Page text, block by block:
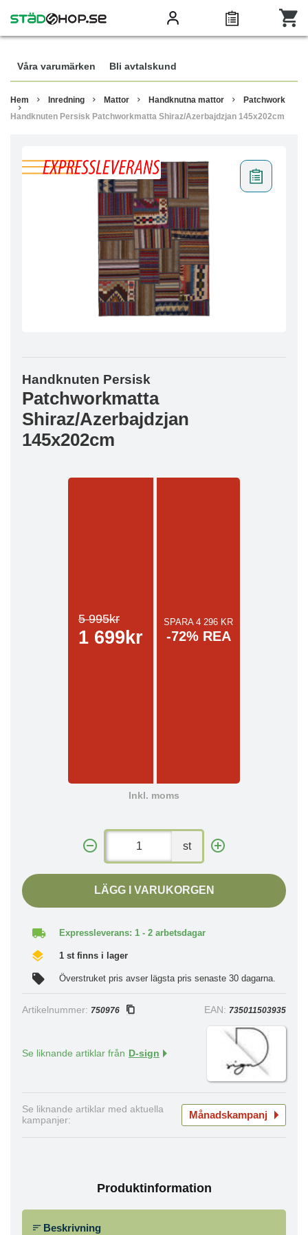
Våra varumärken Bli avtalskund
Hem Inredning Mattor Handknutna mattor
Patchwork
Handknuten Persisk Patchworkmatta Shiraz/Azerbajdzjan 145x202cm
Handknuten Persisk
Patchworkmatta
Shiraz/Azerbajdzjan
145x202cm
5 995kr
1 699kr
SPARA 4 296 KR
-72% REA
Inkl. moms
st
LÄGG I VARUKORGEN
Expressleverans: 1 - 2 arbetsdagar
1 st finns i lager
Överstruket pris avser lägsta pris senaste 30 dagarna.
Artikelnummer: 750976 EAN: 735011503935
Se liknande artiklar från D-sign
Se liknande artiklar med aktuella
kampanjer:
Månadskampanj
Produktinformation
Beskrivning